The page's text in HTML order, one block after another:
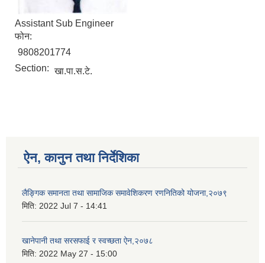
Assistant Sub Engineer
फोन:
9808201774
Section: खा.पा.स.टे.
ऐन, कानुन तथा निर्देशिका
लैङ्गिक समानता तथा सामाजिक समावेशिकरण रणनितिको योजना,२०७९
मिति: 2022 Jul 7 - 14:41
खानेपानी तथा सरसफाई र स्वच्छता ऐन,२०७८
मिति: 2022 May 27 - 15:00